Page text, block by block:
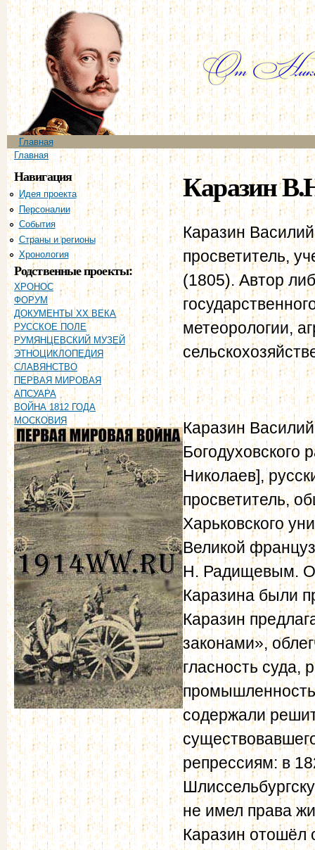
Главное меню
Главная
Вы здесь
Главная
Навигация
Идея проекта
Персоналии
События
Страны и регионы
Хронология
Родственные проекты:
ХРОНОС
ФОРУМ
ДОКУМЕНТЫ XX ВЕКА
РУССКОЕ ПОЛЕ
РУМЯНЦЕВСКИЙ МУЗЕЙ
ЭТНОЦИКЛОПЕДИЯ
СЛАВЯНСТВО
ПЕРВАЯ МИРОВАЯ
АПСУАРА
ВОЙНА 1812 ГОДА
МОСКОВИЯ
Каразин
Каразин
просветитель,
(1805). Автор
метеорологии,
Каразин
Богодуховского
Николаев],
просветитель,
Харьковского
Великой
Н. Радищевым.
Каразина были
Каразин
законами»,
гласность суда,
содержали
репрессиям: в
не имел права
Каразин отошёл